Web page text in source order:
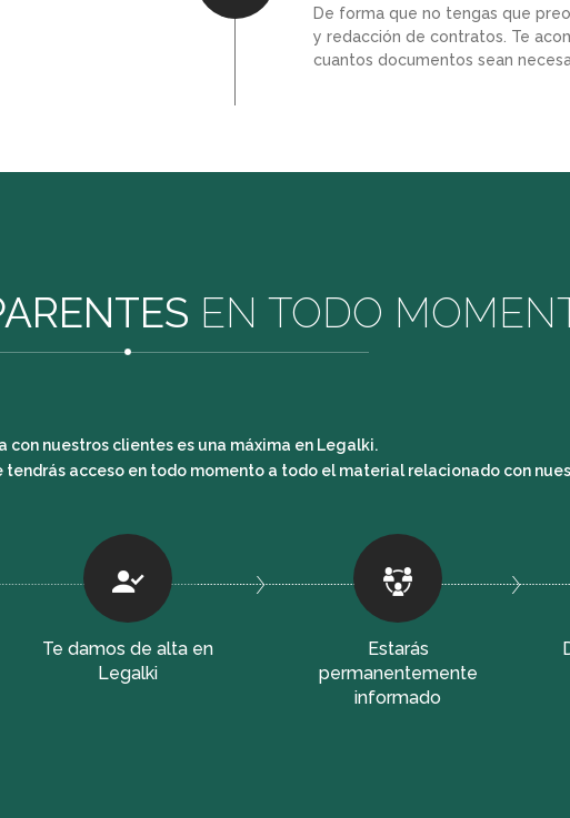
De forma que no tengas que
y redacción de contratos. Te
cuantos documentos sean
EN TODO
con nuestros clientes es una máxima en Legalki.
acceso en todo momento a todo el material relacionado con
Te damos de alta en
Legalki
Estarás
permanentemente
informado